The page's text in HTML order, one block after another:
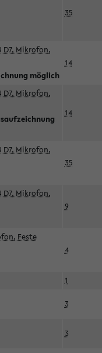
35
D7, Mikrofon,
möglich
14
D7, Mikrofon,
14
D7, Mikrofon,
35
D7, Mikrofon,
9
Feste
4
1
3
3